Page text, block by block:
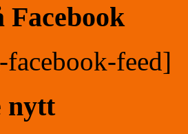
Facebook
facebook-feed]
nytt